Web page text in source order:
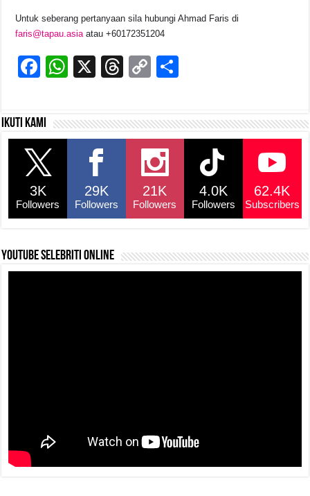
Untuk seberang pertanyaan sila hubungi Ahmad Faris di
faris@tapau.asia atau +60172351204
F
c
e
b
o
o
k
W
s
p
X
T
a
C
y
Li
n
k
e
Ikuti kami
3K
Followers
29K
Followers
21K
Followers
4.0K
Followers
62.4K
Subscribers
YouTube selebriti online